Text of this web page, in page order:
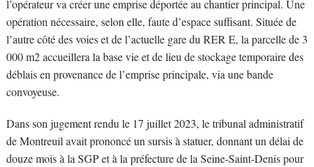
l’opérateur va créer une emprise déportée au chantier principal. Une
opération nécessaire, selon elle, faute d’espace suffisant. Située de
l’autre côté des voies et de l’actuelle gare du RER E, la parcelle de 3
000 m2 accueillera la base vie et de lieu de stockage temporaire des
déblais en provenance de l’emprise principale, via une bande
convoyeuse.
Dans son jugement rendu le 17 juillet 2023, le tribunal administratif
de Montreuil avait prononcé un sursis à statuer, donnant un délai de
douze mois à la SGP et à la préfecture de la Seine-Saint-Denis pour